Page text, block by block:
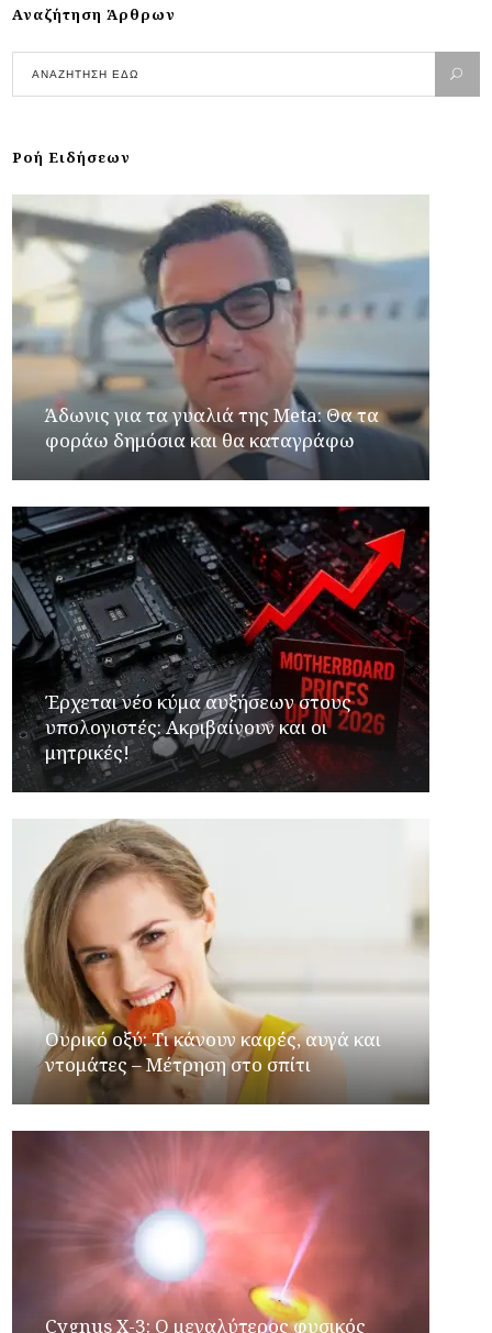
Αναζήτηση Άρθρων
Ροή Ειδήσεων
Άδωνις για τα γυαλιά της Meta: Θα τα
φοράω δημόσια και θα καταγράφω
Έρχεται νέο κύμα αυξήσεων στους
υπολογιστές: Ακριβαίνουν και οι
μητρικές!
Ουρικό οξύ: Τι κάνουν καφές, αυγά και
ντομάτες – Μέτρηση στο σπίτι
Cygnus X-3: Ο μεγαλύτερος φυσικός